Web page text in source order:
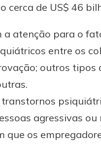
cerca de US$ 46
a atenção para o
entre os
outros
agressivas ou
que os